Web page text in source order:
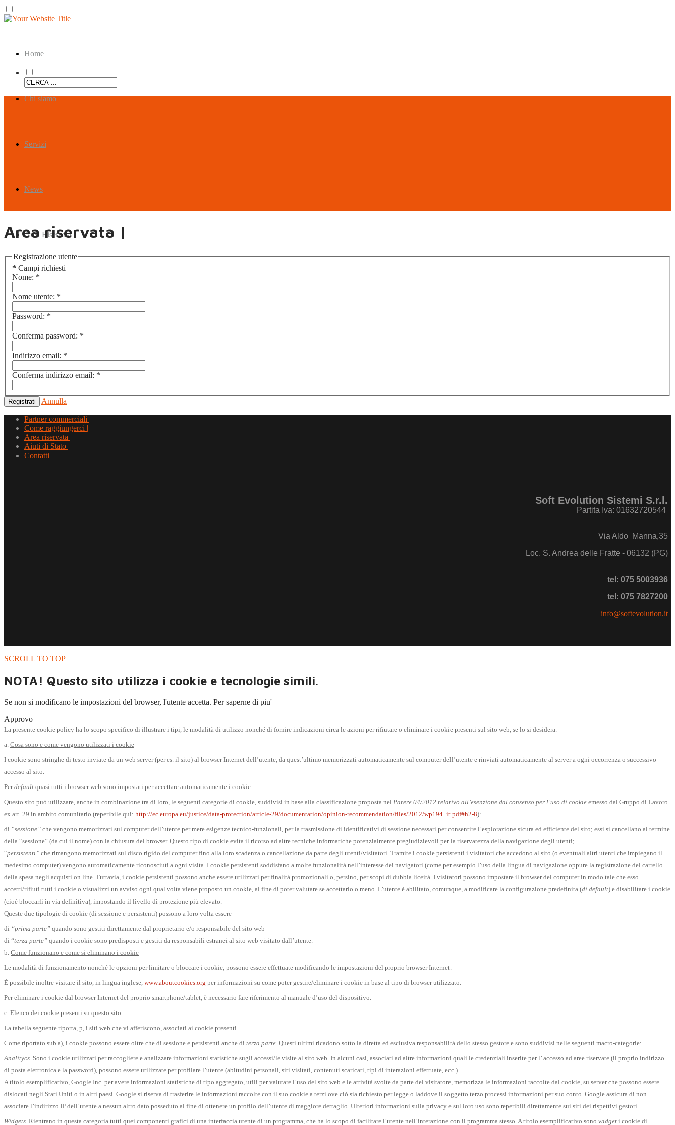
Home
Chi siamo
Servizi
News
Area Riservata
Area riservata |
Registrazione utente
* Campi richiesti
Nome: *
Nome utente: *
Password: *
Conferma password: *
Indirizzo email: *
Conferma indirizzo email: *
Registrati Annulla
Partner commerciali |
Come raggiungerci |
Area riservata |
Aiuti di Stato |
Contatti
Soft Evolution Sistemi S.r.l.
Partita Iva: 01632720544
Via Aldo Manna,35
Loc. S. Andrea delle Fratte - 06132 (PG)
tel: 075 5003936
tel: 075 7827200
info@softevolution.it
SCROLL TO TOP
NOTA! Questo sito utilizza i cookie e tecnologie simili.
Se non si modificano le impostazioni del browser, l'utente accetta. Per saperne di piu'
Approvo
La presente cookie policy ha lo scopo specifico di illustrare i tipi, le modalità di utilizzo nonché di fornire indicazioni circa le azioni per rifiutare o eliminare i cookie presenti sul sito web, se lo si desidera.
a. Cosa sono e come vengono utilizzati i cookie
I cookie sono stringhe di testo inviate da un web server (per es. il sito) al browser Internet dell’utente, da quest’ultimo memorizzati automaticamente sul computer dell’utente e rinviati automaticamente al server a ogni occorrenza o successivo
accesso al sito.
Perdefault quasi tutti i browser web sono impostati per accettare automaticamente i cookie.
Questo sito può utilizzare, anche in combinazione tra di loro, le seguenti categorie di cookie, suddivisi in base alla classificazione proposta nel Parere 04/2012 relativo all’esenzione dal consenso per l’uso di cookie emesso dal Gruppo di Lavoro
ex art. 29 in ambito comunitario (reperibile qui: http://ec.europa.eu/justice/data-protection/article-29/documentation/opinion-recommendation/files/2012/wp194_it.pdf#h2-8):
di “sessione” che vengono memorizzati sul computer dell’utente per mere esigenze tecnico-funzionali, per la trasmissione di identificativi di sessione necessari per consentire l’esplorazione sicura ed efficiente del sito; essi si cancellano al termine
della “sessione” (da cui il nome) con la chiusura del browser. Questo tipo di cookie evita il ricorso ad altre tecniche informatiche potenzialmente pregiudizievoli per la riservatezza della navigazione degli utenti;
“persistenti” che rimangono memorizzati sul disco rigido del computer fino alla loro scadenza o cancellazione da parte degli utenti/visitatori. Tramite i cookie persistenti i visitatori che accedono al sito (o eventuali altri utenti che impiegano il
medesimo computer) vengono automaticamente riconosciuti a ogni visita. I cookie persistenti soddisfano a molte funzionalità nell’interesse dei navigatori (come per esempio l’uso della lingua di navigazione oppure la registrazione del carrello
della spesa negli acquisti on line. Tuttavia, i cookie persistenti possono anche essere utilizzati per finalità promozionali o, persino, per scopi di dubbia liceità. I visitatori possono impostare il browser del computer in modo tale che esso
accetti/rifiuti tutti i cookie o visualizzi un avviso ogni qual volta viene proposto un cookie, al fine di poter valutare se accettarlo o meno. L’utente è abilitato, comunque, a modificare la configurazione predefinita (di default) e disabilitare i cookie
(cioè bloccarli in via definitiva), impostando il livello di protezione più elevato.
Queste due tipologie di cookie (di sessione e persistenti) possono a loro volta essere
di “prima parte” quando sono gestiti direttamente dal proprietario e/o responsabile del sito web
di “terza parte” quando i cookie sono predisposti e gestiti da responsabili estranei al sito web visitato dall’utente.
b. Come funzionano e come si eliminano i cookie
Le modalità di funzionamento nonché le opzioni per limitare o bloccare i cookie, possono essere effettuate modificando le impostazioni del proprio browser Internet.
È possibile inoltre visitare il sito, in lingua inglese, www.aboutcookies.org per informazioni su come poter gestire/eliminare i cookie in base al tipo di browser utilizzato.
Per eliminare i cookie dal browser Internet del proprio smartphone/tablet, è necessario fare riferimento al manuale d’uso del dispositivo.
c. Elenco dei cookie presenti su questo sito
La tabella seguente riporta, p, i siti web che vi afferiscono, associati ai cookie presenti.
Come riportato sub a), i cookie possono essere oltre che di sessione e persistenti anche di terza parte. Questi ultimi ricadono sotto la diretta ed esclusiva responsabilità dello stesso gestore e sono suddivisi nelle seguenti macro-categorie:
Analitycs. Sono i cookie utilizzati per raccogliere e analizzare informazioni statistiche sugli accessi/le visite al sito web. In alcuni casi, associati ad altre informazioni quali le credenziali inserite per l’ accesso ad aree riservate (il proprio indirizzo
di posta elettronica e la password), possono essere utilizzate per profilare l’utente (abitudini personali, siti visitati, contenuti scaricati, tipi di interazioni effettuate, ecc.).
A titolo esemplificativo, Google Inc. per avere informazioni statistiche di tipo aggregato, utili per valutare l’uso del sito web e le attività svolte da parte del visitatore, memorizza le informazioni raccolte dal cookie, su server che possono essere
dislocati negli Stati Uniti o in altri paesi. Google si riserva di trasferire le informazioni raccolte con il suo cookie a terzi ove ciò sia richiesto per legge o laddove il soggetto terzo processi informazioni per suo conto. Google assicura di non
associare l’indirizzo IP dell’utente a nessun altro dato posseduto al fine di ottenere un profilo dell’utente di maggiore dettaglio. Ulteriori informazioni sulla privacy e sul loro uso sono reperibili direttamente sui siti dei rispettivi gestori.
Widgets. Rientrano in questa categoria tutti quei componenti grafici di una interfaccia utente di un programma, che ha lo scopo di facilitare l’utente nell’interazione con il programma stesso. A titolo esemplificativo sono widget i cookie di